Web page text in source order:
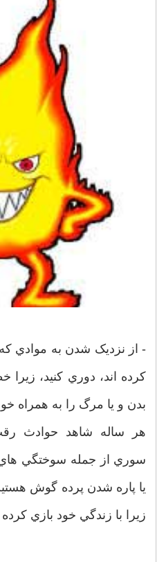
- از نزديک شدن به موادي که
کرده اند، دوري کنيد،
بدن و يا مرگ را به همراه
هر ساله شاهد حوادث
سوري از جمله سوختگي
يا پاره شدن پرده گوش
زيرا با زندگي خود بازي کرده